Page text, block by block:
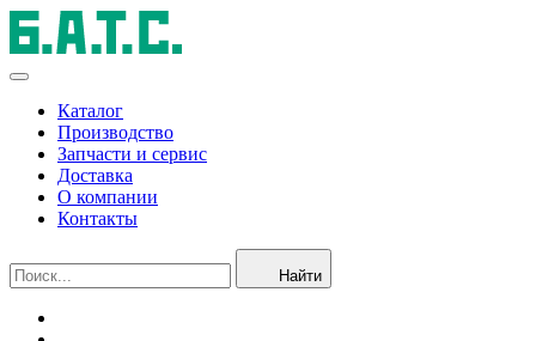
Каталог
Производство
Запчасти и сервис
Доставка
О компании
Контакты
Найти